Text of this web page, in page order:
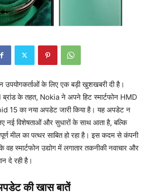
उपयोगकर्ताओं के लिए एक बड़ी खुशखबरी दी है।
के तहत, Nokia ने अपने हिट स्मार्टफोन HMD
15 का नया अपडेट जारी किया है। यह अपडेट न
नई विशेषताओं और सुधारों के साथ आता है, बल्कि
मील का पत्थर साबित हो रहा है। इस कदम से कंपनी
वह स्मार्टफोन उद्योग में लगातार तकनीकी नवाचार और
दे रही है।
की खास बातें